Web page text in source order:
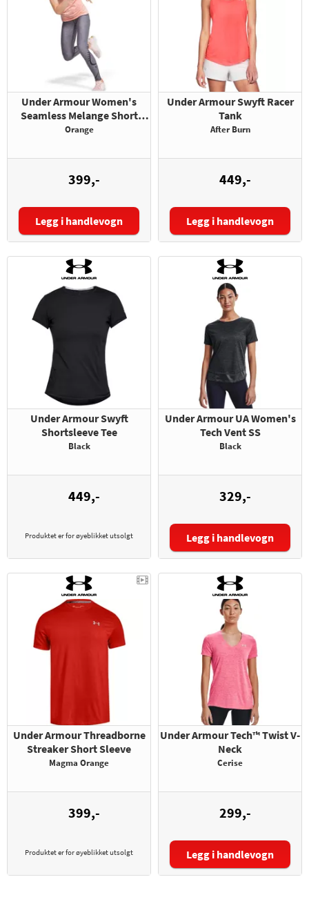
Under Armour Women's
Seamless Melange Short
Sleeve
Orange
399,-
Størrelse:
Legg i handlevogn
Under Armour Swyft Racer
Tank
After Burn
449,-
Størrelse:
Legg i handlevogn
Under Armour Swyft
Shortsleeve Tee
Black
449,-
Produktet er for øyeblikket utsolgt
Under Armour UA Women's
Tech Vent SS
Black
329,-
Størrelse:
Legg i handlevogn
Under Armour Threadborne
Streaker Short Sleeve
Magma Orange
399,-
Produktet er for øyeblikket utsolgt
Under Armour Tech™ Twist V-
Neck
Cerise
299,-
Størrelse:
Legg i handlevogn